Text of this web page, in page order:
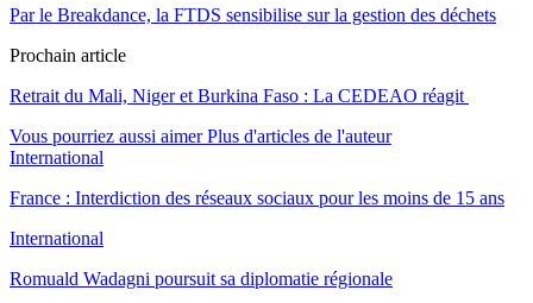
Par le Breakdance, la FTDS sensibilise sur la gestion des déchets
Prochain article
Retrait du Mali, Niger et Burkina Faso : La CEDEAO réagit
Vous pourriez aussi aimer Plus d'articles de l'auteur
International
France : Interdiction des réseaux sociaux pour les moins de 15 ans
International
Romuald Wadagni poursuit sa diplomatie régionale